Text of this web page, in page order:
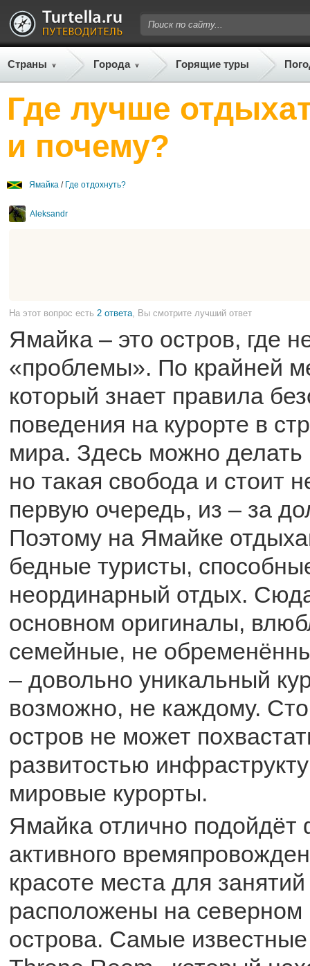
Страны Города Горящие туры
Где лучше
и почему?
Ямайка / Где отдохнуть?
Aleksandr
На этот вопрос есть 2 ответа, Вы смотрите лучший ответ
Ямайка – это остров, где
«проблемы». По крайней
который знает правила
поведения на курорте в
мира. Здесь можно делать
но такая свобода и стоит
первую очередь, из – за
Поэтому на Ямайке
бедные туристы,
неординарный отдых.
основном оригиналы,
семейные, не
– довольно уникальный
возможно, не каждому.
остров не может
развитостью
мировые курорты.
Ямайка отлично подойдёт
активного
красоте места для
расположены на северном
острова. Самые